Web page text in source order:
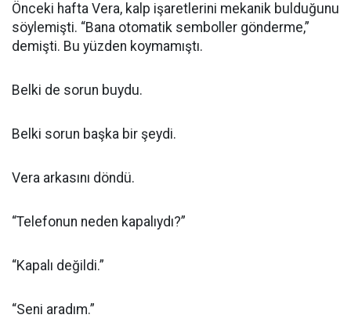
Önceki hafta Vera, kalp işaretlerini mekanik bulduğunu
söylemişti. “Bana otomatik semboller gönderme,”
demişti. Bu yüzden koymamıştı.
Belki de sorun buydu.
Belki sorun başka bir şeydi.
Vera arkasını döndü.
“Telefonun neden kapalıydı?”
“Kapalı değildi.”
“Seni aradım.”